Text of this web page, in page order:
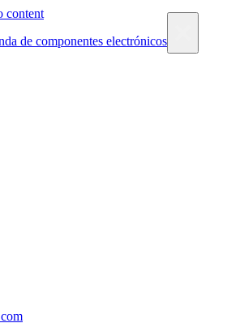
content
de componentes electrónicos